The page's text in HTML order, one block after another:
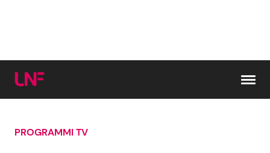
Cerca:
PROGRAMMI TV